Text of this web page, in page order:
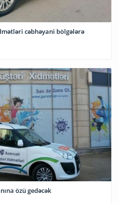
cəbhəyani bölgələrə
özü gedəcək